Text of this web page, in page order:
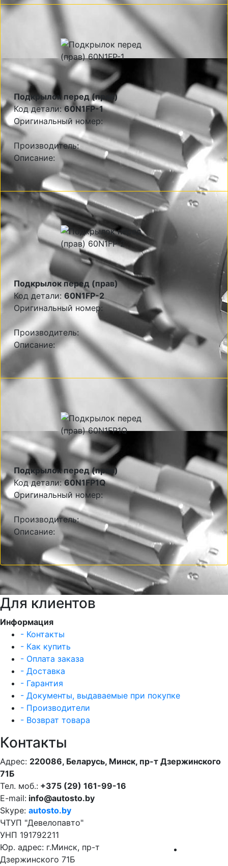
Подкрылок перед (прав)
Код детали:60N1FP-1
Оригинальный номер:
Производитель:
Описание:
Подкрылок перед (прав)
Код детали: 60N1FP-2
Оригинальный номер:
Производитель:
Описание:
Подкрылок перед (прав)
Код детали:60N1FP1Q
Оригинальный номер:
Производитель:
Описание:
Для клиентов
Информация
- Контакты
- Как купить
- Оплата заказа
- Доставка
- Гарантия
- Документы, выдаваемые при покупке
- Производители
- Возврат товара
Контакты
Адрес: 220086, Беларусь, Минск, пр-т Дзержинского
71Б
Тел. моб.: +375 (29) 161-99-16
E-mail: info@autosto.by
Skype: autosto.by
ЧТУП "Девелопавто"
УНП 191792211
Юр. адрес: г.Минск, пр-т
Дзержинского 71Б